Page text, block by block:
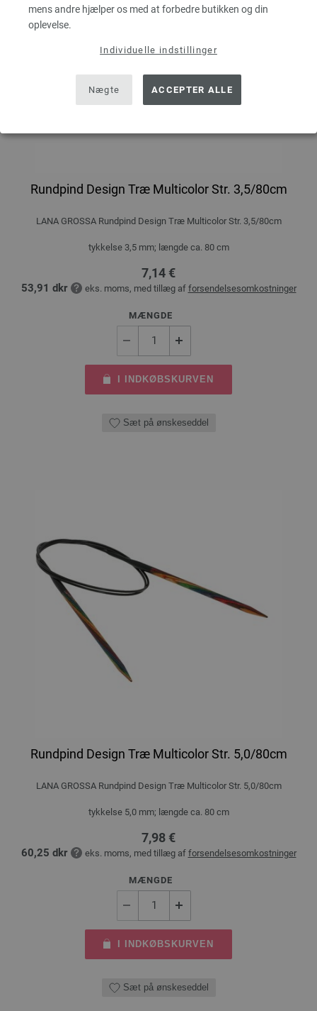
mens andre hjælper os med at forbedre butikken og din
oplevelse.
Individuelle indstillinger
Nægte ACCEPTER ALLE
Rundpind Design Træ Multicolor Str. 3,5/80cm
LANA GROSSA Rundpind Design Træ Multicolor Str. 3,5/80cm
tykkelse 3,5 mm; længde ca. 80 cm
7,14 €
53,91 dkr eks. moms, med tillæg af forsendelsesomkostninger
MÆNGDE
I INDKØBSKURVEN
Sæt på ønskeseddel
Rundpind Design Træ Multicolor Str. 5,0/80cm
LANA GROSSA Rundpind Design Træ Multicolor Str. 5,0/80cm
tykkelse 5,0 mm; længde ca. 80 cm
7,98 €
60,25 dkr eks. moms, med tillæg af forsendelsesomkostninger
MÆNGDE
I INDKØBSKURVEN
Sæt på ønskeseddel